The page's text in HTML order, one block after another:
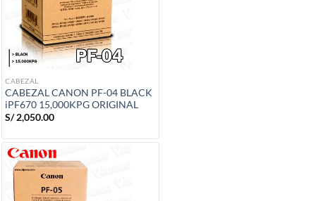
CABEZAL
CABEZAL CANON PF-04 BLACK
iPF670 15,000KPG ORIGINAL
S/2,050.00